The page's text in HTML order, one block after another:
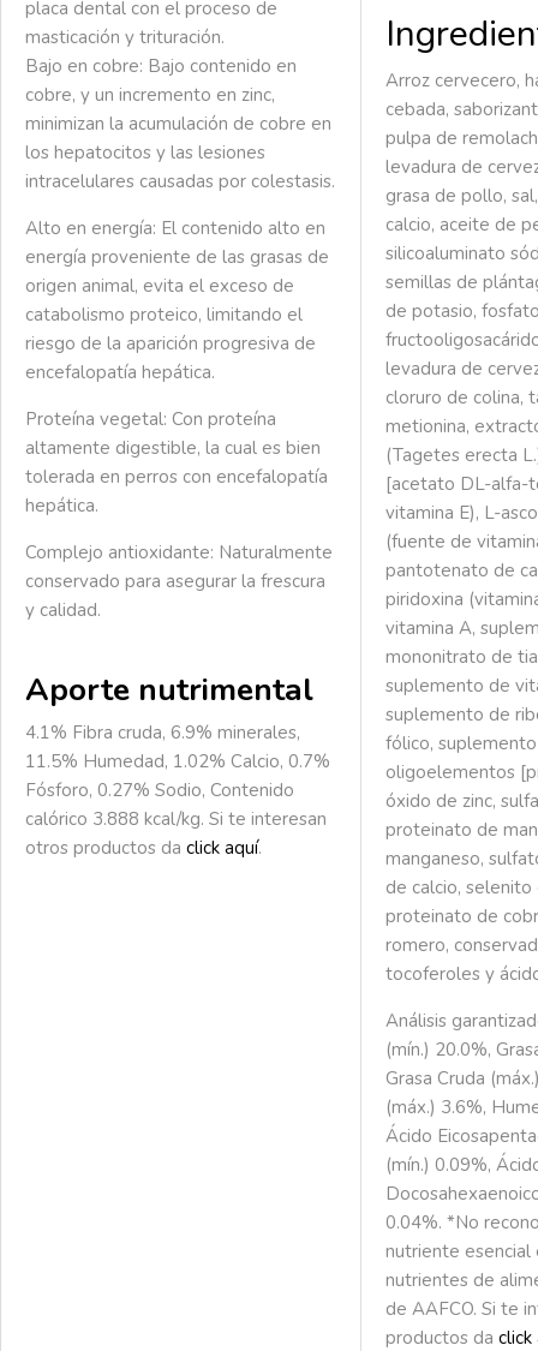
placa dental con el proceso de
masticación y trituración.
Bajo en cobre: Bajo contenido en
cobre, y un incremento en zinc,
minimizan la acumulación de cobre en
los hepatocitos y las lesiones
intracelulares causadas por colestasis.
Alto en energía: El contenido alto en
energía proveniente de las grasas de
origen animal, evita el exceso de
catabolismo proteico, limitando el
riesgo de la aparición progresiva de
encefalopatía hepática.
Proteína vegetal: Con proteína
altamente digestible, la cual es bien
tolerada en perros con encefalopatía
hepática.
Complejo antioxidante: Naturalmente
conservado para asegurar la frescura
y calidad.
Aporte nutrimental
4.1% Fibra cruda, 6.9% minerales,
11.5% Humedad, 1.02% Calcio, 0.7%
Fósforo, 0.27% Sodio, Contenido
calórico 3.888 kcal/kg. Si te interesan
otros productos da click aquí.
Arroz cervecero,
cebada,
pulpa de
levadura de
grasa de pollo,
calcio, aceite de
silicoaluminato
semillas de
de potasio,
levadura de
cloruro de colina,
metionina,
(Tagetes erecta
[acetato DL-alfa-
vitamina E), L-
(fuente de
pantotenato de
piridoxina
vitamina A,
mononitrato de
suplemento de
suplemento de
fólico,
oligoelementos
óxido de zinc,
proteinato de
manganeso,
de calcio, selenito
proteinato de
romero,
tocoferoles y
Análisis
(mín.) 20.0%,
Grasa Cruda
(máx.) 3.6%,
Ácido
(mín.) 0.09%,
0.04%. *No
nutriente
nutrientes de
de AAFCO. Si te
productos da click